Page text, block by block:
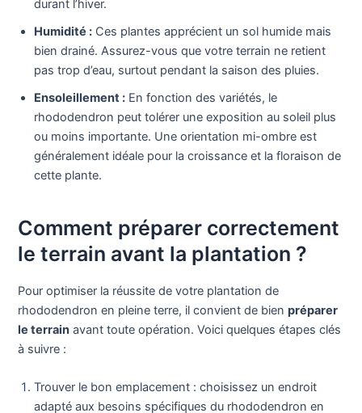
durant l’hiver.
Humidité : Ces plantes apprécient un sol humide mais
bien drainé. Assurez-vous que votre terrain ne retient
pas trop d’eau, surtout pendant la saison des pluies.
Ensoleillement : En fonction des variétés, le
rhododendron peut tolérer une exposition au soleil plus
ou moins importante. Une orientation mi-ombre est
généralement idéale pour la croissance et la floraison de
cette plante.
Comment préparer correctement
le terrain avant la plantation ?
Pour optimiser la réussite de votre plantation de
rhododendron en pleine terre, il convient de bienpréparer
le terrain avant toute opération. Voici quelques étapes clés
à suivre :
Trouver le bon emplacement : choisissez un endroit
adapté aux besoins spécifiques du rhododendron en